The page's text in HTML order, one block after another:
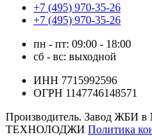
+7 (495) 970-35-26
+7 (495) 970-35-26
пн - пт: 09:00 - 18:00
сб - вс: выходной
ИНН 7715992596
ОГРН 1147746148571
Производитель. Завод ЖБИ
ТЕХНОЛОДЖИ Политика